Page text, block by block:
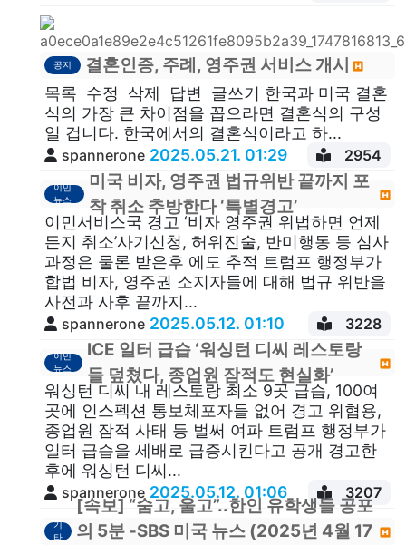
공지 결혼인증, 주례, 영주권 서비스 개시
목록 수정 삭제 답변 글쓰기 한국과 미국 결혼
식의 가장 큰 차이점을 꼽으라면 결혼식의 구성
일 겁니다. 한국에서의 결혼식이라고 하...
spannerone 2025.05.21. 01:29 2954
이민
뉴스
미국 비자, 영주권 법규위반 끝까지 포
착 취소 추방한다 ‘특별경고’
이민서비스국 경고 ‘비자 영주권 위법하면 언제
든지 취소’사기신청, 허위진술, 반미행동 등 심사
과정은 물론 받은후 에도 추적 트럼프 행정부가
합법 비자, 영주권 소지자들에 대해 법규 위반을
사전과 사후 끝까지...
spannerone 2025.05.12. 01:10 3228
이민
뉴스
ICE 일터 급습 ‘워싱턴 디씨 레스토랑
들 덮쳤다, 종업원 잠적도 현실화’
워싱턴 디씨 내 레스토랑 최소 9곳 급습, 100여
곳에 인스펙션 통보체포자들 없어 경고 위협용,
종업원 잠적 사태 등 벌써 여파 트럼프 행정부가
일터 급습을 세배로 급증시킨다고 공개 경고한
후에 워싱턴 디씨...
spannerone 2025.05.12. 01:06 3207
기
타
[속보] “숨고, 울고”..한인 유학생들 공포
의 5분 -SBS 미국 뉴스 (2025년 4월 17